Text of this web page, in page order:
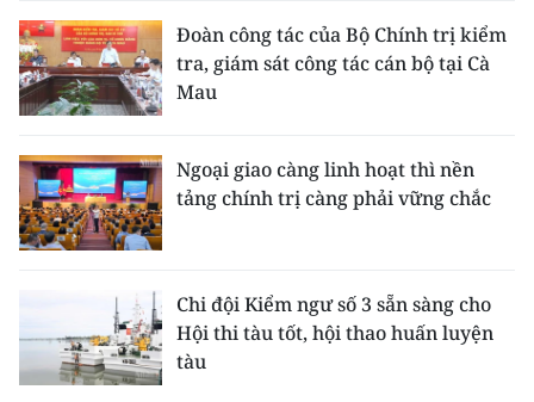
Đoàn công tác của Bộ Chính trị kiểm
tra, giám sát công tác cán bộ tại Cà
Mau
Ngoại giao càng linh hoạt thì nền
tảng chính trị càng phải vững chắc
Chi đội Kiểm ngư số 3 sẵn sàng cho
Hội thi tàu tốt, hội thao huấn luyện
tàu